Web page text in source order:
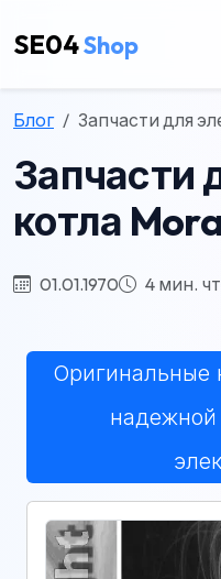
SE04Shop
Блог Запчасти для
Запчасти
котла
01.01.1970 4 мин.
Оригинальные